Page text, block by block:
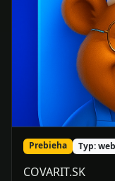
Prebieha Typ: web
COVARIT.SK